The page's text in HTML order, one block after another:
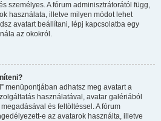
személyes. A fórum adminisztrátorától függ,
használata, illetve milyen módot lehet
avatart beállítani, lépj kapcsolatba egy
az okokról.
menüpontjában adhatsz meg avatart a
használatával, avatar galériából
és feltöltéssel. A fórum
e az avatarok használta, illetve